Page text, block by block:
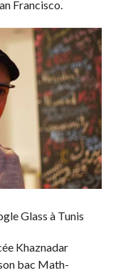
Francisco.
Glass à Tunis
Khaznadar
bac Math-